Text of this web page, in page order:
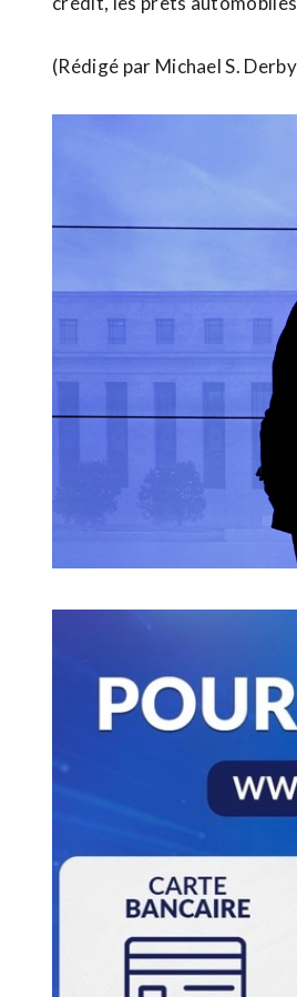
(Rédigé par Michael S.